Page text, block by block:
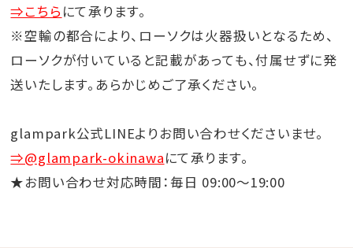
⇒こちら にて承ります。
※空輸の都合により、ローソクは火器扱いとなるため、
ローソクが付いていると記載があっても、付属せずに発
送いたします。あらかじめご了承ください。
glampark公式LINEよりお問い合わせくださいませ。
⇒@glampark-okinawaにて承ります。
★お問い合わせ対応時間：毎日 09:00～19:00